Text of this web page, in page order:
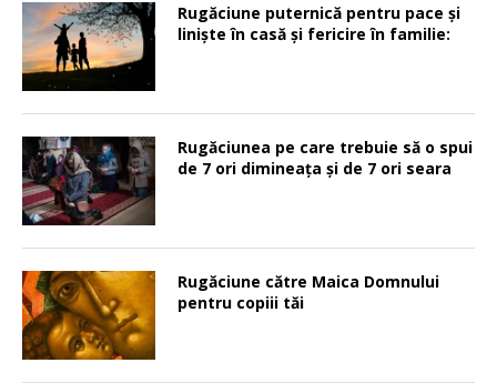
Rugăciune puternică pentru pace şi
linişte în casă şi fericire în familie:
Rugăciunea pe care trebuie să o spui
de 7 ori dimineața și de 7 ori seara
Rugăciune către Maica Domnului
pentru copiii tăi